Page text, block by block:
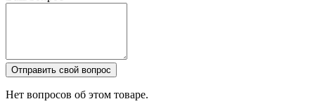
Отправить свой вопрос
Нет вопросов об этом товаре.